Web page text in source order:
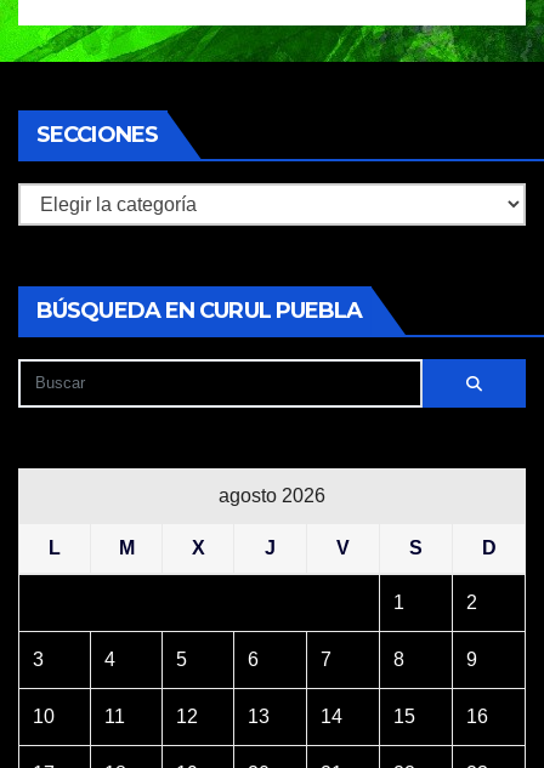
SECCIONES
Secciones
BÚSQUEDA EN CURUL PUEBLA
agosto 2026
L M X J V S D
1 2
3 4 5 6 7 8 9
10 11 12 13 14 15 16